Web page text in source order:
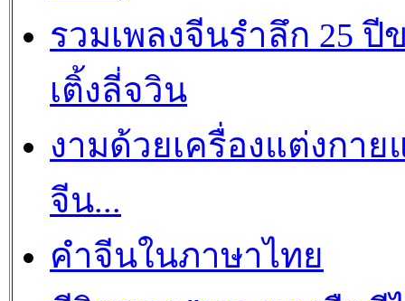
รวมเพลงจีนรำลึก 25 ปี
เติ้งลี่จวิน
งามด้วยเครื่องแต่งกาย
จีน...
คำจีนในภาษาไทย